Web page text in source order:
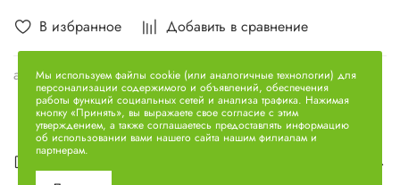
В избранное Добавить в сравнение
арт.7601.1006015
Описание
Мы используем файлы cookie (или аналогичные технологии) для
персонализации содержимого и объявлений, обеспечения
работы функций социальных сетей и анализа трафика. Нажимая
кнопку «Принять», вы выражаете свое согласие с этим
утверждением, а также соглашаетесь предоставлять информацию
об использовании вами нашего сайта нашим филиалам и
партнерам.